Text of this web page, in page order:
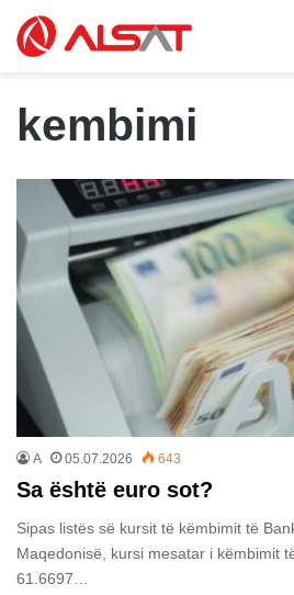
kembimi
A 05.07.2026 643
Sa është euro sot?
Sipas listës së kursit të këmbimit të
Maqedonisë, kursi mesatar i këmbimit
61.6697…